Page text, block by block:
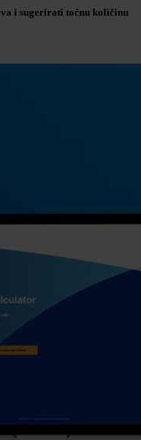
i sugerirati točnu količinu